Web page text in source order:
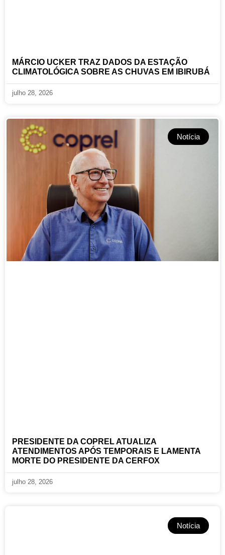
MÁRCIO UCKER TRAZ DADOS DA ESTAÇÃO
CLIMATOLÓGICA SOBRE AS CHUVAS EM IBIRUBÁ
julho 28, 2026
Notícia
PRESIDENTE DA COPREL ATUALIZA
ATENDIMENTOS APÓS TEMPORAIS E LAMENTA
MORTE DO PRESIDENTE DA CERFOX
julho 28, 2026
Notícia